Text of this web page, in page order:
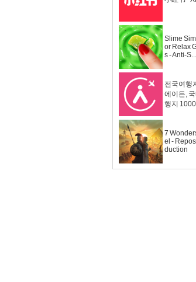
Slime
or Relax
s - Anti-S...
전국여행
에이든,
행지
7
el -
duction